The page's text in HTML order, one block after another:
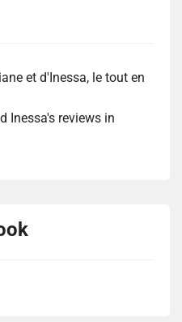
et d'Inessa, le tout en
Inessa's reviews in